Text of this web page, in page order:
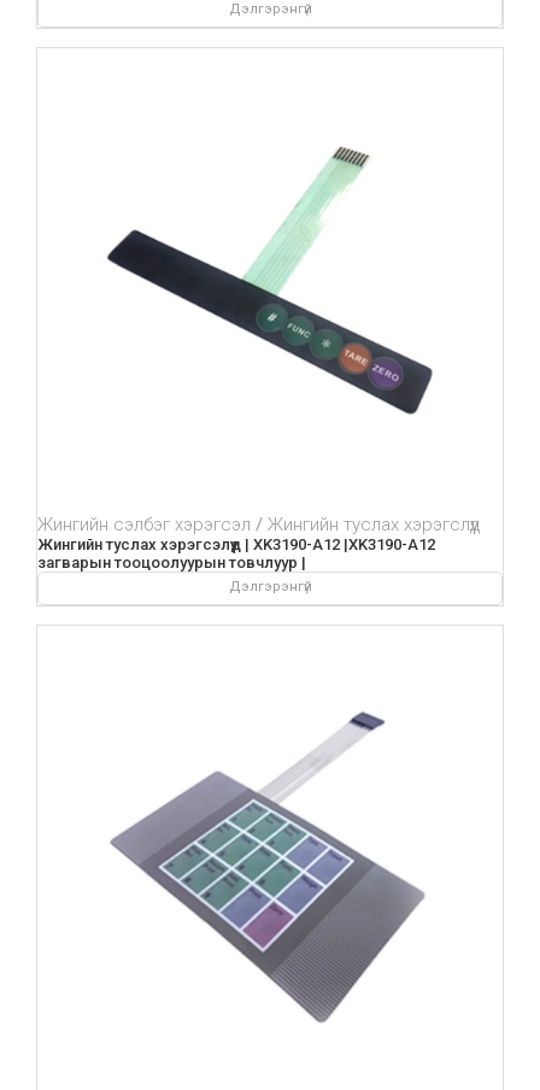
Дэлгэрэнгүй
Жингийн сэлбэг хэрэгсэл Жингийн туслах хэрэгслүүд
Жингийн туслах хэрэгсэлүүд | XK3190-A12 |XK3190-A12
загварын тооцоолуурын товчлуур |
Дэлгэрэнгүй